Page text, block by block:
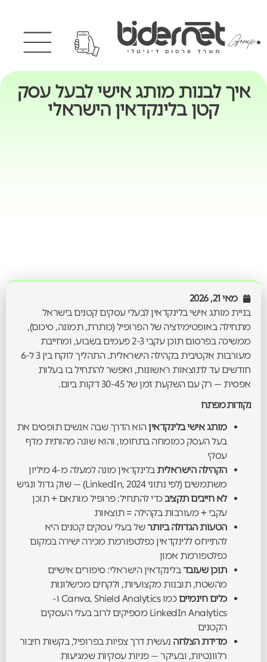
איך לבנות מותג אישי לבעל עסק
קטן בלינקדאין הישראלי
מאי 21, 2026
בניית מותג אישי בלינקדאין לבעלי עסקים קטנים בישראל
מתחילה באופטימיזציה של הפרופיל (כותרת, תמונה, סיכום),
ממשיכה בפרסום תוכן עקבי 2-3 פעמים בשבוע, ומחייבת
מעורבות אקטיבית בקהילה הישראלית. התהליך לוקח בין 3 ל-6
חודשים עד לתוצאות ראשונות, ואפשר להתחיל בו בעלות
אפסית — רק עם השקעת זמן של 30-45 דקות ביום.
נקודות מפתח
מותג אישי בלינקדאיןהוא הדרך שבה אנשים תופסים את
בעל העסק כמומחה בתחומו, והוא שונה מהותית מדף
עסקי
הקהילה הישראלית
בלינקדאין מונה למעלה מ-4 מיליון
משתמשים (לפי נתוני LinkedIn, 2024) — שוק גדול ונגיש
לא חייבים תקציבכדי להתחיל: פרופיל מותאם + תוכן
עקבי + מעורבות בקהילה = תוצאות
הטעות הגדולה ביותר של בעלי עסקים קטנים היא
להתייחס ללינקדאין כפלטפורמת מכירה ישירה במקום
כפלטפורמת אמון
תוכן שעובדבלינקדאין הישראלי: סיפורים אישיים
מהשטח, תובנות מקצועיות, ולקחים מכישלונות
כלים חינמיים
כמו Canva, Shield Analytics ו-
LinkedIn Analytics מספיקים לרוב בעלי העסקים
הקטנים
מדידת הצלחה נעשית דרך צפיות בפרופיל, בקשות חיבור
רלוונטיות, ובעיקר — פניות עסקיות שמגיעות